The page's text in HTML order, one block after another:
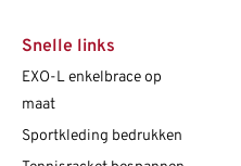
Snelle links
EXO-L enkelbrace op
maat
Sportkleding bedrukken